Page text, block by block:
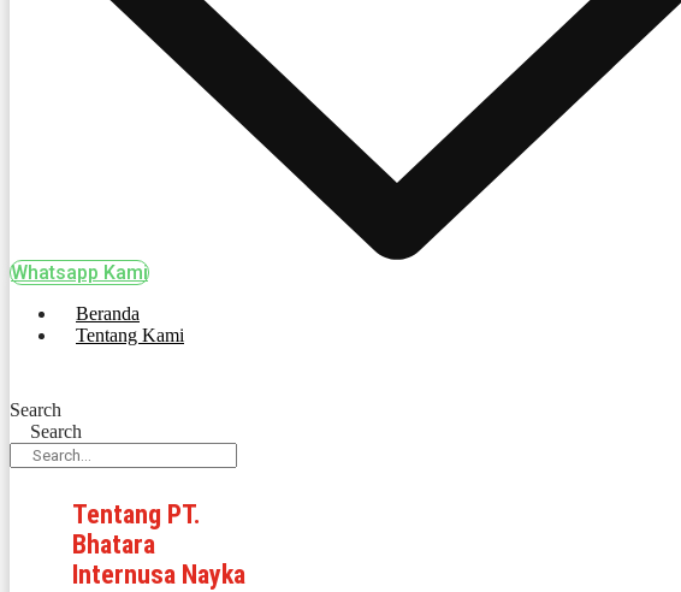
Tentang PT.
Bhatara
Internusa Nayka
Whatsapp Kami
Beranda
Tentang Kami
Search
Search